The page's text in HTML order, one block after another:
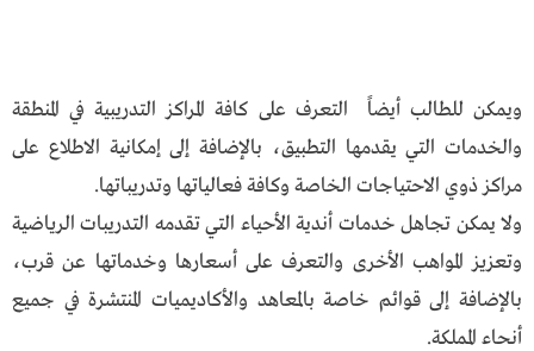
ويمكن للطالب أيضاً التعرف على كافة المراكز التدريبية في المنطقة
والخدمات التي يقدمها التطبيق، بالإضافة إلى إمكانية الاطلاع على
مراكز ذوي الاحتياجات الخاصة وكافة فعالياتها وتدريباتها.
ولا يمكن تجاهل خدمات أندية الأحياء التي تقدمه التدريبات الرياضية
وتعزيز المواهب الأخرى والتعرف على أسعارها وخدماتها عن قرب،
بالإضافة إلى قوائم خاصة بالمعاهد والأكاديميات المنتشرة في جميع
أنحاء المملكة.